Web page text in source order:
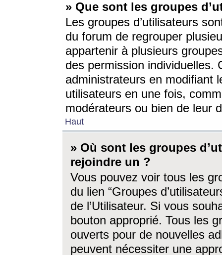
» Que sont les groupes
Les groupes d’utilisateurs
du forum de regrouper
appartenir à plusieurs
des permission individuelles.
administrateurs en modifiant
utilisateurs en une fois,
modérateurs ou bien de leur
Haut
» Où sont les groupes
rejoindre un ?
Vous pouvez voir tous les
du lien “Groupes
de l’Utilisateur. Si vous
bouton approprié. Tous les
ouverts pour de nouvelles
peuvent nécessiter une